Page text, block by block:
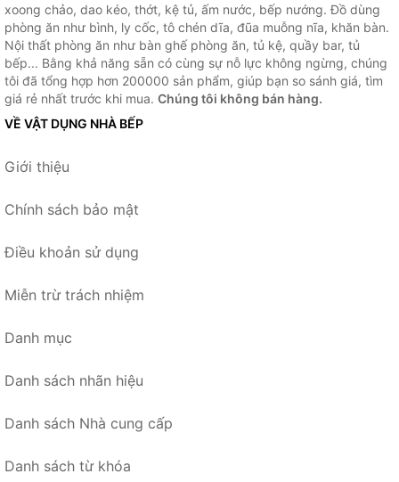
xoong chảo, dao kéo, thớt, kệ tủ, ấm nước, bếp nướng. Đồ dùng
phòng ăn như bình, ly cốc, tô chén dĩa, đũa muỗng nĩa, khăn bàn.
Nội thất phòng ăn như bàn ghế phòng ăn, tủ kệ, quầy bar, tủ
bếp... Bằng khả năng sẵn có cùng sự nỗ lực không ngừng, chúng
tôi đã tổng hợp hơn 200000 sản phẩm, giúp bạn so sánh giá, tìm
giá rẻ nhất trước khi mua. Chúng tôi không bán hàng.
VỀ VẬT DỤNG NHÀ BẾP
Giới thiệu
Chính sách bảo mật
Điều khoản sử dụng
Miễn trừ trách nhiệm
Danh mục
Danh sách nhãn hiệu
Danh sách Nhà cung cấp
Danh sách từ khóa